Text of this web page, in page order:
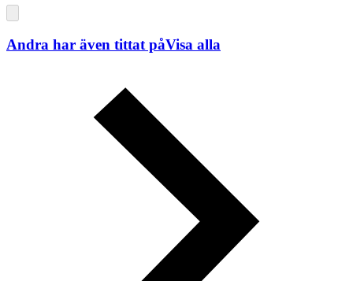
Andra har även tittat påVisa alla